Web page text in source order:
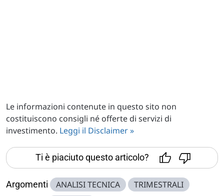
Le informazioni contenute in questo sito non
costituiscono consigli né offerte di servizi di
investimento. Leggi il Disclaimer »
Ti è piaciuto questo articolo?
Argomenti ANALISI TECNICA TRIMESTRALI